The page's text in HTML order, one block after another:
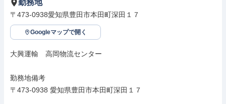
勤務地
〒473-0938愛知県豊田市本田町深田１７
Googleマップで開く
大興運輸　高岡物流センター
勤務地備考
〒473-0938 愛知県豊田市本田町深田１７